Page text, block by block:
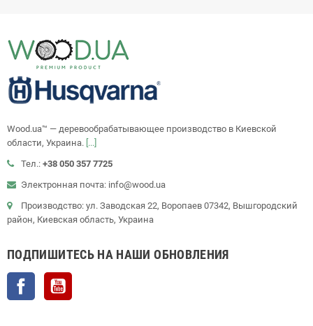
Wood.ua™ — деревообрабатывающее производство в Киевской
области, Украина. [...]
Тел.: +38 050 357 7725
Электронная почта: info@wood.ua
Производство: ул. Заводская 22, Воропаев 07342, Вышгородский
район, Киевская область, Украина
ПОДПИШИТЕСЬ НА НАШИ ОБНОВЛЕНИЯ
Facebook